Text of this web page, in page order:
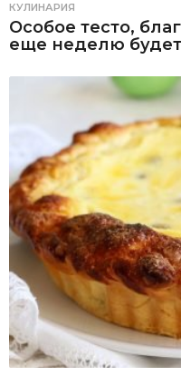
КУЛИНАРИЯ
Особое тесто,
еще неделю